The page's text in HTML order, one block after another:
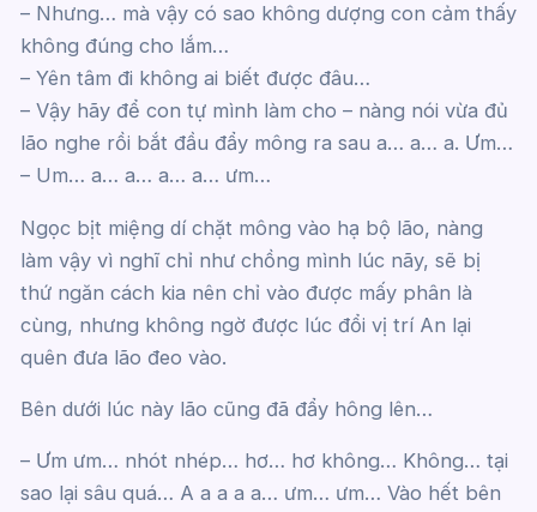
– Nhưng… mà vậy có sao không dượng con cảm thấy
không đúng cho lắm…
– Yên tâm đi không ai biết được đâu…
– Vậy hãy để con tự mình làm cho – nàng nói vừa đủ
lão nghe rồi bắt đầu đẩy mông ra sau a… a… a. Ưm…
– Um… a… a… a… a… ưm…
Ngọc bịt miệng dí chặt mông vào hạ bộ lão, nàng
làm vậy vì nghĩ chỉ như chồng mình lúc nãy, sẽ bị
thứ ngăn cách kia nên chỉ vào được mấy phân là
cùng, nhưng không ngờ được lúc đổi vị trí An lại
quên đưa lão đeo vào.
Bên dưới lúc này lão cũng đã đẩy hông lên…
– Ưm ưm… nhót nhép… hơ… hơ không… Không… tại
sao lại sâu quá… A a a a a… ưm… ưm… Vào hết bên